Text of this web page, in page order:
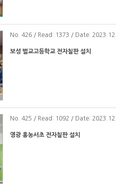
No . 426 / Read: 1373 / Date:
보성 벌교고등학교 전자칠판 설치
No . 425 / Read: 1092 / Date:
영광 홍농서초 전자칠판 설치